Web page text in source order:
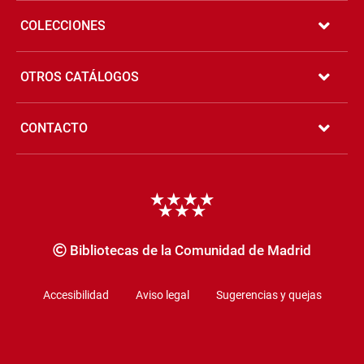
COLECCIONES
OTROS CATÁLOGOS
CONTACTO
Bibliotecas de la Comunidad de Madrid
Accesibilidad Aviso legal Sugerencias y quejas